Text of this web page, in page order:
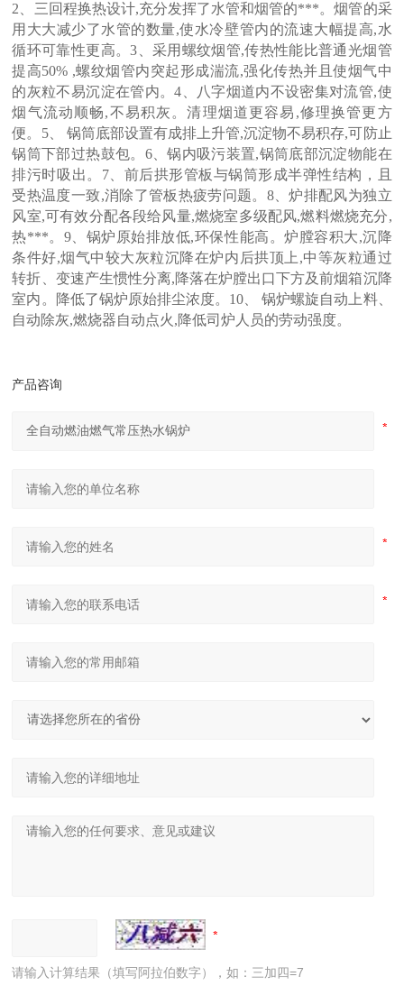
2、三回程换热设计,充分发挥了水管和烟管的***。烟管的采
用大大减少了水管的数量,使水冷壁管内的流速大幅提高,水
循环可靠性更高。3、采用螺纹烟管,传热性能比普通光烟管
提高50% ,螺纹烟管内突起形成湍流,强化传热并且使烟气中
的灰粒不易沉淀在管内。4、八字烟道内不设密集对流管,使
烟气流动顺畅,不易积灰。清理烟道更容易,修理换管更方
便。5、 锅筒底部设置有成排上升管,沉淀物不易积存,可防止
锅筒下部过热鼓包。6、锅内吸污装置,锅筒底部沉淀物能在
排污时吸出。7、前后拱形管板与锅筒形成半弹性结构，且
受热温度一致,消除了管板热疲劳问题。8、炉排配风为独立
风室,可有效分配各段给风量,燃烧室多级配风,燃料燃烧充分,
热***。9、锅炉原始排放低,环保性能高。炉膛容积大,沉降
条件好,烟气中较大灰粒沉降在炉内后拱顶上,中等灰粒通过
转折、变速产生惯性分离,降落在炉膛出口下方及前烟箱沉降
室内。降低了锅炉原始排尘浓度。10、 锅炉螺旋自动上料、
自动除灰,燃烧器自动点火,降低司炉人员的劳动强度。
产品咨询
请输入计算结果（填写阿拉伯数字），如：三加四=7